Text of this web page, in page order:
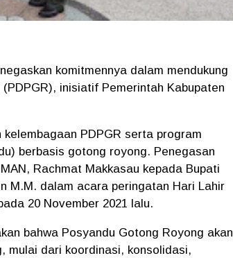
komitmennya dalam mendukung
inisiatif Pemerintah Kabupaten
PDPGR serta program
berbasis gotong royong. Penegasan
Rachmat Makkasau kepada Bupati
M.M. dalam acara peringatan Hari Lahir
20 November 2021 lalu.
bahwa Posyandu Gotong Royong akan
mulai dari koordinasi, konsolidasi,